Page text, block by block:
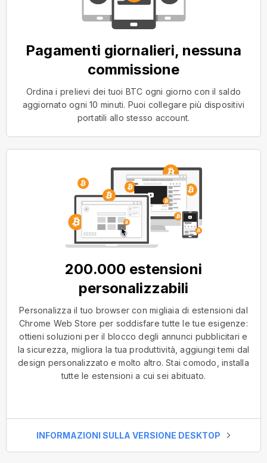
Pagamenti giornalieri, nessuna
commissione
Ordina i prelievi dei tuoi BTC ogni giorno con il saldo
aggiornato ogni 10 minuti. Puoi collegare più dispositivi
portatili allo stesso account.
200.000 estensioni
personalizzabili
Personalizza il tuo browser con migliaia di estensioni dal
Chrome Web Store per soddisfare tutte le tue esigenze:
ottieni soluzioni per il blocco degli annunci pubblicitari e
la sicurezza, migliora la tua produttività, aggiungi temi dal
design personalizzato e molto altro. Stai comodo, installa
tutte le estensioni a cui sei abituato.
INFORMAZIONI SULLA VERSIONE DESKTOP